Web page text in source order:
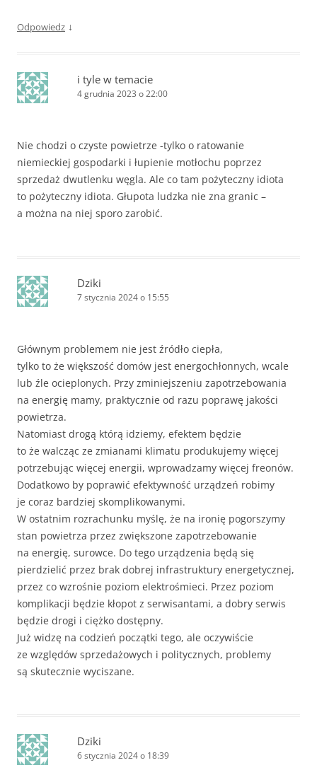
Odpowiedz ↓
i tyle w temacie
4 grudnia 2023 o 22:00
Nie chodzi o czyste powietrze -tylko o ratowanie
niemieckiej gospodarki i łupienie motłochu poprzez
sprzedaż dwutlenku węgla. Ale co tam pożyteczny idiota
to pożyteczny idiota. Głupota ludzka nie zna granic –
a można na niej sporo zarobić.
Dziki
7 stycznia 2024 o 15:55
Głównym problemem nie jest źródło ciepła,
tylko to że większość domów jest energochłonnych, wcale
lub źle ocieplonych. Przy zminiejszeniu zapotrzebowania
na energię mamy, praktycznie od razu poprawę jakości
powietrza.
Natomiast drogą którą idziemy, efektem będzie
to że walcząc ze zmianami klimatu produkujemy więcej
potrzebując więcej energii, wprowadzamy więcej freonów.
Dodatkowo by poprawić efektywność urządzeń robimy
je coraz bardziej skomplikowanymi.
W ostatnim rozrachunku myślę, że na ironię pogorszymy
stan powietrza przez zwiększone zapotrzebowanie
na energię, surowce. Do tego urządzenia będą się
pierdzielić przez brak dobrej infrastruktury energetycznej,
przez co wzrośnie poziom elektrośmieci. Przez poziom
komplikacji będzie kłopot z serwisantami, a dobry serwis
będzie drogi i ciężko dostępny.
Już widzę na codzień początki tego, ale oczywiście
ze względów sprzedażowych i politycznych, problemy
są skutecznie wyciszane.
Dziki
6 stycznia 2024 o 18:39